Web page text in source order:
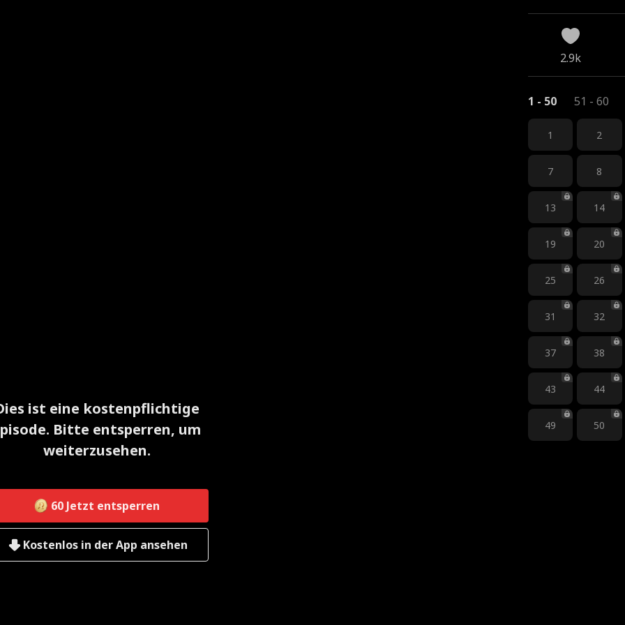
ist eine kostenpflichtige
Bitte entsperren, um
weiterzusehen.
60 Jetzt entsperren
Kostenlos in der App ansehen
2.9k
1 - 50 51 - 60
1 2
7 8
13 14
19 20
25 26
31 32
37 38
43 44
49 50